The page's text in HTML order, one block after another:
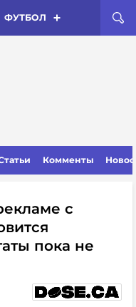
ФУТБОЛ
Комменты
с
пока не